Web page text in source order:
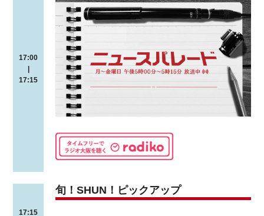
17:00
17:15
17:15
旬！SHUN！ピックアップ